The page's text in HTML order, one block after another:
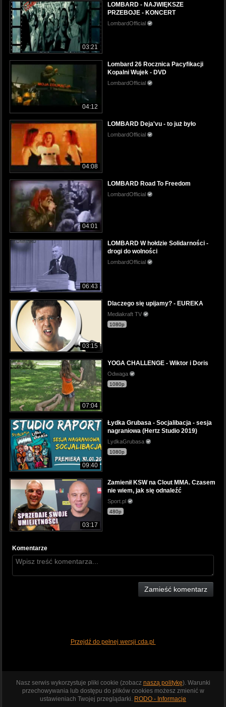
03:21
LOMBARD - NAJWIĘKSZE
PRZEBOJE - KONCERT
LombardOfficial
04:12
Lombard 26 Rocznica Pacyfikacji
Kopalni Wujek - DVD
LombardOfficial
04:08
LOMBARD Deja'vu - to już było
LombardOfficial
04:01
LOMBARD Road To Freedom
LombardOfficial
06:43
LOMBARD W hołdzie Solidarności -
drogi do wolności
LombardOfficial
03:15
Dlaczego się upijamy? - EUREKA
Mediakraft TV
1080p
07:04
YOGA CHALLENGE - Wiktor i Doris
Odwaga
1080p
09:40
Łydka Grubasa - Socjalibacja - sesja
nagraniowa (Hertz Studio 2019)
LydkaGrubasa
1080p
03:17
Zamienił KSW na Clout MMA. Czasem
nie wiem, jak się odnaleźć
Sport.pl
480p
Komentarze
Zamieść komentarz
Przejdź do pełnej wersji cda.pl
Nasz serwis wykorzystuje pliki cookie (zobacz naszą politykę). Warunki
przechowywania lub dostępu do plików cookies możesz zmienić w
ustawieniach Twojej przeglądarki. RODO - Informacje